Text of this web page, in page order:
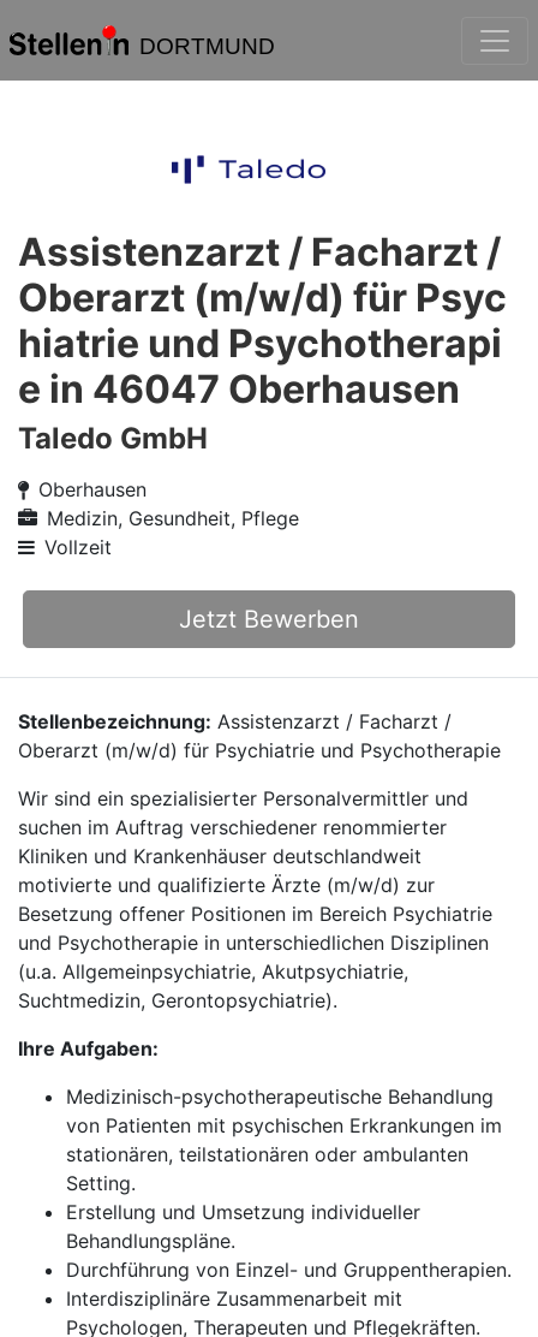
DORTMUND
Assistenzarzt / Facharzt /
Oberarzt (m/w/d) für Psyc
hiatrie und Psychotherapi
e in 46047 Oberhausen
Taledo GmbH
Oberhausen
Medizin, Gesundheit, Pflege
Vollzeit
Jetzt Bewerben
Stellenbezeichnung: Assistenzarzt / Facharzt /
Oberarzt (m/w/d) für Psychiatrie und Psychotherapie
Wir sind ein spezialisierter Personalvermittler und
suchen im Auftrag verschiedener renommierter
Kliniken und Krankenhäuser deutschlandweit
motivierte und qualifizierte Ärzte (m/w/d) zur
Besetzung offener Positionen im Bereich Psychiatrie
und Psychotherapie in unterschiedlichen Disziplinen
(u.a. Allgemeinpsychiatrie, Akutpsychiatrie,
Suchtmedizin, Gerontopsychiatrie).
Ihre Aufgaben:
Medizinisch-psychotherapeutische Behandlung
von Patienten mit psychischen Erkrankungen im
stationären, teilstationären oder ambulanten
Setting.
Erstellung und Umsetzung individueller
Behandlungspläne.
Durchführung von Einzel- und Gruppentherapien.
Interdisziplinäre Zusammenarbeit mit
Psychologen, Therapeuten und Pflegekräften.